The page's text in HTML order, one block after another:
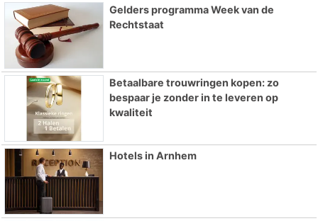
Gelders programma Week van de
Rechtstaat
Betaalbare trouwringen kopen: zo
bespaar je zonder in te leveren op
kwaliteit
Hotels in Arnhem